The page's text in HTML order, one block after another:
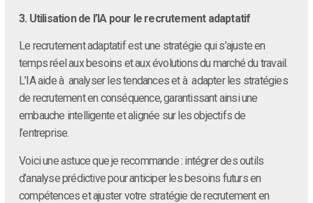
3. Utilisation de l’IA pour le recrutement adaptatif
Le recrutement adaptatif est une stratégie qui s’ajuste en
temps réel aux besoins et aux évolutions du marché du travail.
L’IA aide à analyser les tendances et à adapter les stratégies
de recrutement en conséquence, garantissant ainsi une
embauche intelligente et alignée sur les objectifs de
l’entreprise.
Voici une astuce que je recommande : intégrer des outils
d’analyse prédictive pour anticiper les besoins futurs en
compétences et ajuster votre stratégie de recrutement en